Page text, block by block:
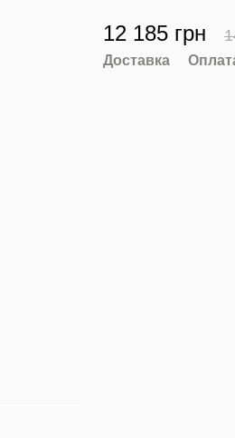
12 185 грн
Доставка